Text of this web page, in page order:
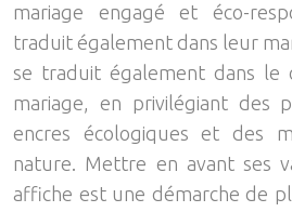
mariage engagé et éco-
traduit également dans leur
se traduit également dans le
mariage, en privilégiant des
encres écologiques et des
nature. Mettre en avant ses
affiche est une démarche de